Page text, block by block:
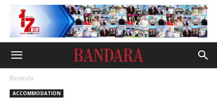
Beranda
ACCOMMODATION